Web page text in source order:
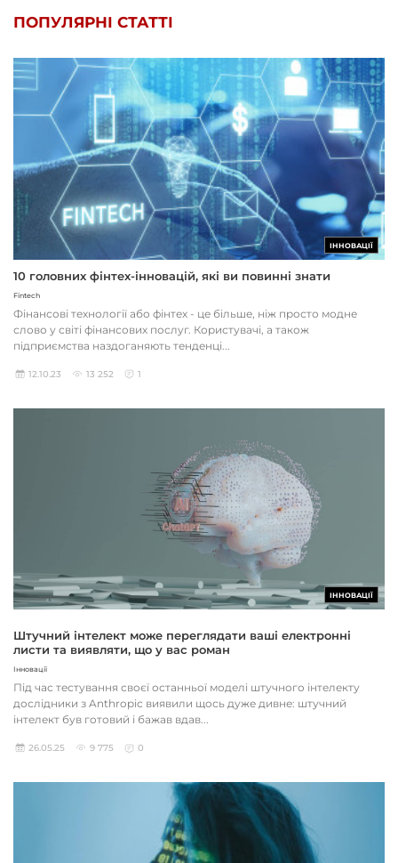
ПОПУЛЯРНІ СТАТТІ
ІННОВАЦІЇ
10 головних фінтех-інновацій, які ви повинні знати
Fintech
Фінансові технології або фінтех - це більше, ніж просто модне
слово у світі фінансових послуг. Користувачі, а також
підприємства наздоганяють тенденці...
12.10.23 13 252 1
ІННОВАЦІЇ
Штучний інтелект може переглядати ваші електронні
листи та виявляти, що у вас роман
Інновації
Під час тестування своєї останньої моделі штучного інтелекту
дослідники з Anthropic виявили щось дуже дивне: штучний
інтелект був готовий і бажав вдав...
26.05.25 9 775 0